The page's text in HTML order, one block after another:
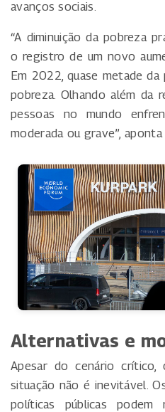
avanços sociais.
“A diminuição da pobreza
o registro de um novo
Em 2022, quase metade da
pobreza. Olhando além da
pessoas no mundo
moderada ou grave”,
Alternativas e
Apesar do cenário
situação não é inevitável.
políticas públicas podem